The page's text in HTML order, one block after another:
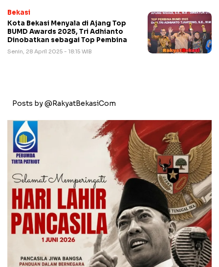
Bekasi
Kota Bekasi Menyala di Ajang Top
BUMD Awards 2025, Tri Adhianto
Dinobatkan sebagai Top Pembina
Senin, 28 April 2025 - 18:15 WIB
Posts by @RakyatBekasiCom